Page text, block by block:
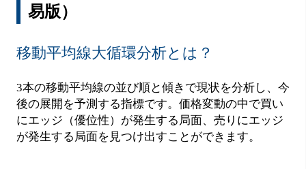
易版）
移動平均線大循環分析とは？
3本の移動平均線の並び順と傾きで現状を分析し、今
後の展開を予測する指標です。価格変動の中で買い
にエッジ（優位性）が発生する局面、売りにエッジ
が発生する局面を見つけ出すことができます。